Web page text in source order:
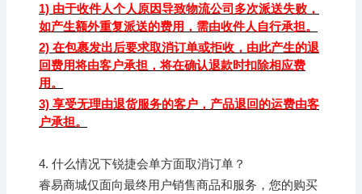
1) 由于收件人个人原因导致物流公司多次派送失败，
如产生额外重复派送的费用，需由收件人自行承担。
2) 在包裹发出后要求取消订单或拒收，由此产生的退
回费用将由客户承担，将在确认退款时扣除相应费
用。
3) 享受无理由退货服务的客户，产品退回的运费由客
户承担。
4. 什么情况下锐捷会单方面取消订单？
睿易商城仅面向最终用户销售商品和服务，您的购买